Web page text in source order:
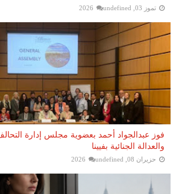
تموز 03, 2026 undefined
فوز عبدالجواد أحمد بعضوية مجلس إدارة
والعدالة الجنائية بفيينا
حزيران 08, 2026 undefined